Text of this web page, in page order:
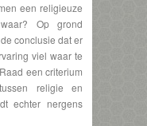
een religieuze
Op grond
conclusie dat er
viel waar te
een criterium
religie en
echter nergens